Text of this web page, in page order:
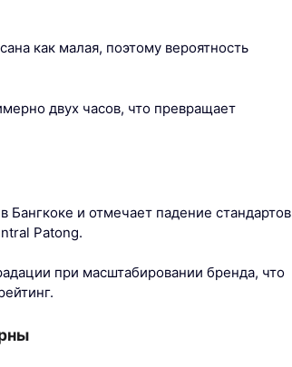
как малая, поэтому вероятность
двух часов, что превращает
Бангкоке и отмечает падение стандартов
Patong.
при масштабировании бренда, что